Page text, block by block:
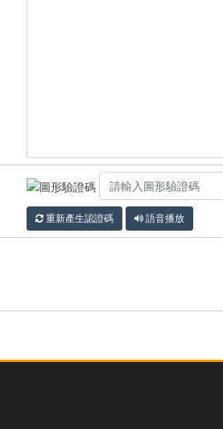
重新產生認證碼 語音播放